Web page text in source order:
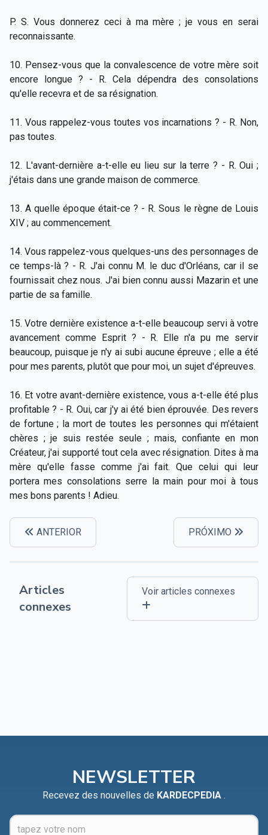
P. S. Vous donnerez ceci à ma mère ; je vous en serai
reconnaissante.
10. Pensez-vous que la convalescence de votre mère soit
encore longue ? - R. Cela dépendra des consolations
qu'elle recevra et de sa résignation.
11. Vous rappelez-vous toutes vos incarnations ? - R. Non,
pas toutes.
12. L'avant-dernière a-t-elle eu lieu sur la terre ? - R. Oui ;
j'étais dans une grande maison de commerce.
13. A quelle époque était-ce ? - R. Sous le règne de Louis
XIV ; au commencement.
14. Vous rappelez-vous quelques-uns des personnages de
ce temps-là ? - R. J'ai connu M. le duc d'Orléans, car il se
fournissait chez nous. J'ai bien connu aussi Mazarin et une
partie de sa famille.
15. Votre dernière existence a-t-elle beaucoup servi à votre
avancement comme Esprit ? - R. Elle n'a pu me servir
beaucoup, puisque je n'y ai subi aucune épreuve ; elle a été
pour mes parents, plutôt que pour moi, un sujet d'épreuves.
16. Et votre avant-dernière existence, vous a-t-elle été plus
profitable ? - R. Oui, car j'y ai été bien éprouvée. Des revers
de fortune ; la mort de toutes les personnes qui m'étaient
chères ; je suis restée seule ; mais, confiante en mon
Créateur, j'ai supporté tout cela avec résignation. Dites à ma
mère qu'elle fasse comme j'ai fait. Que celui qui leur
portera mes consolations serre la main pour moi à tous
mes bons parents ! Adieu.
ANTERIOR PRÓXIMO
Articles
connexes
Voir articles connexes
NEWSLETTER
Recevez des nouvelles de KARDECPEDIA .